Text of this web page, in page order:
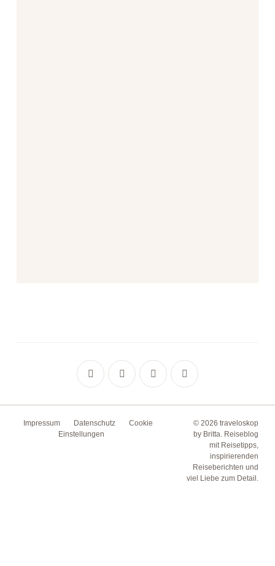
Impressum Datenschutz
Cookie
Einstellungen
© 2026 traveloskop
by Britta. Reiseblog
mit Reisetipps,
inspirierenden
Reiseberichten und
viel Liebe zum Detail.